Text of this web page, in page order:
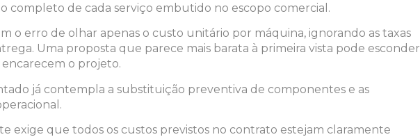
completo de cada serviço embutido no escopo comercial.
o erro de olhar apenas o custo unitário por máquina, ignorando as taxas
Uma proposta que parece mais barata à primeira vista pode esconder
o projeto.
já contempla a substituição preventiva de componentes e as
exige que todos os custos previstos no contrato estejam claramente